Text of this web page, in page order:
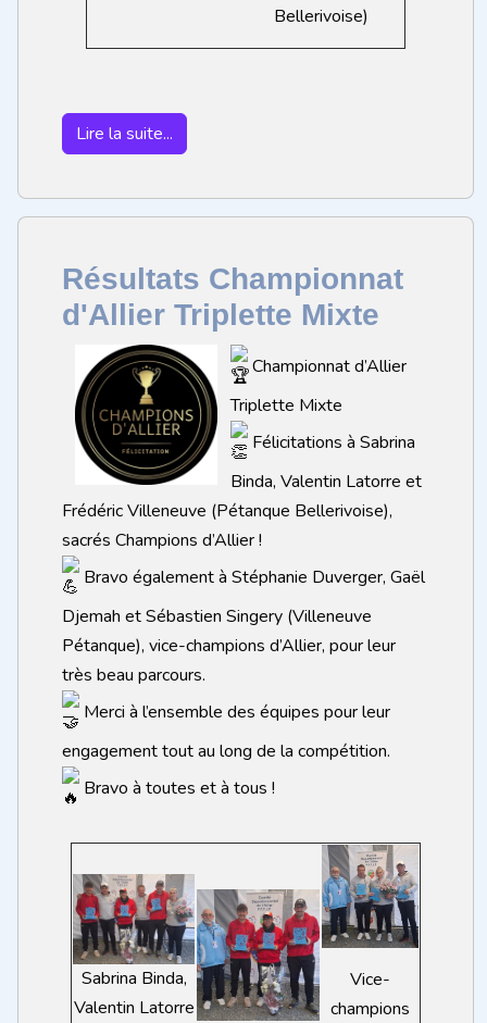
Bellerivoise)
Lire la suite...
Résultats Championnat
d'Allier Triplette Mixte
Championnat d’Allier
Triplette Mixte
Félicitations à Sabrina
Binda, Valentin Latorre et
Frédéric Villeneuve (Pétanque Bellerivoise),
sacrés Champions d’Allier !
Bravo également à Stéphanie Duverger, Gaël
Djemah et Sébastien Singery (Villeneuve
Pétanque), vice-champions d’Allier, pour leur
très beau parcours.
Merci à l’ensemble des équipes pour leur
engagement tout au long de la compétition.
Bravo à toutes et à tous !
Sabrina Binda,
Valentin Latorre
Vice-
champions